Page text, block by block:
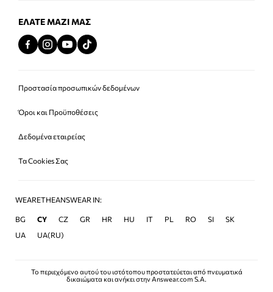
ΕΛΆΤΕ ΜΑΖΊ ΜΑΣ
Προστασία προσωπικών δεδομένων
Όροι και Προϋποθέσεις
Δεδομένα εταιρείας
Τα Cookies Σας
WEARETHEANSWEAR IN:
BG CY CZ GR HR HU IT PL RO SI
SK
UA
UA(RU)
Το περιεχόμενο αυτού του ιστότοπου προστατεύεται από πνευματικά
δικαιώματα και ανήκει στην Answear.com S.A.